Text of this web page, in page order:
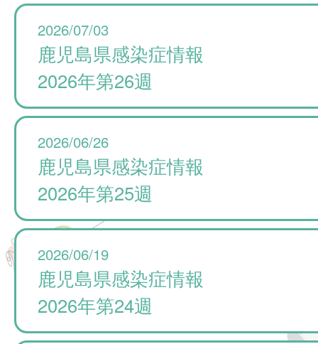
2026/07/03
鹿児島県感染症情報
2026年第26週
2026/06/26
鹿児島県感染症情報
2026年第25週
2026/06/19
鹿児島県感染症情報
2026年第24週